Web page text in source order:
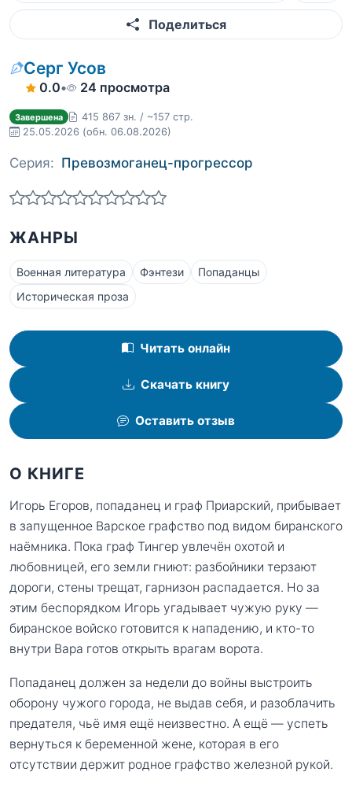
Поделиться
Серг Усов
0.0• 24 просмотра
Завершена
415 867 зн. / ~157 стр.
25.05.2026 (обн. 06.08.2026)
Серия: Превозмоганец-прогрессор
ЖАНРЫ
Военная литература Фэнтези
Попаданцы
Историческая проза
Читать онлайн
Скачать книгу
Оставить отзыв
О КНИГЕ
Игорь Егоров, попаданец и граф Приарский, прибывает
в запущенное Варское графство под видом биранского
наёмника. Пока граф Тингер увлечён охотой и
любовницей, его земли гниют: разбойники терзают
дороги, стены трещат, гарнизон распадается. Но за
этим беспорядком Игорь угадывает чужую руку —
биранское войско готовится к нападению, и кто-то
внутри Вара готов открыть врагам ворота.
Попаданец должен за недели до войны выстроить
оборону чужого города, не выдав себя, и разоблачить
предателя, чьё имя ещё неизвестно. А ещё — успеть
вернуться к беременной жене, которая в его
отсутствии держит родное графство железной рукой.